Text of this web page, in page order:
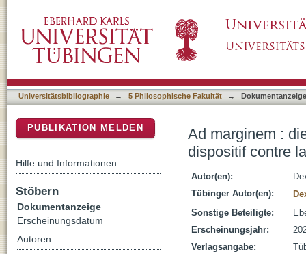
Universitätsbibliographie → 5 Philosophische Fakultät → Dokumentanzeige
Ad marginem :
dispositif contre
Autor(en):
Tübinger Autor(en):
Sonstige Beteiligte:
Erscheinungsjahr:
Verlagsangabe:
PUBLIKATION MELDEN
Hilfe und Informationen
Stöbern
Dokumentanzeige
Erscheinungsdatum
Autoren